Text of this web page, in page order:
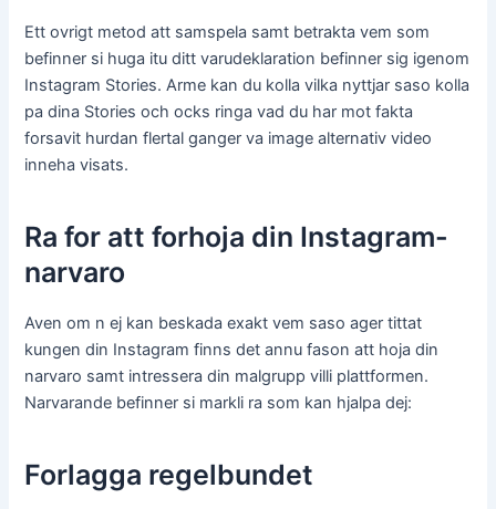
Ett ovrigt metod att samspela samt betrakta vem som
befinner si huga itu ditt varudeklaration befinner sig igenom
Instagram Stories. Arme kan du kolla vilka nyttjar saso kolla
pa dina Stories och ocks ringa vad du har mot fakta
forsavit hurdan flertal ganger va image alternativ video
inneha visats.
Ra for att forhoja din Instagram-
narvaro
Aven om n ej kan beskada exakt vem saso ager tittat
kungen din Instagram finns det annu fason att hoja din
narvaro samt intressera din malgrupp villi plattformen.
Narvarande befinner si markli ra som kan hjalpa dej:
Forlagga regelbundet